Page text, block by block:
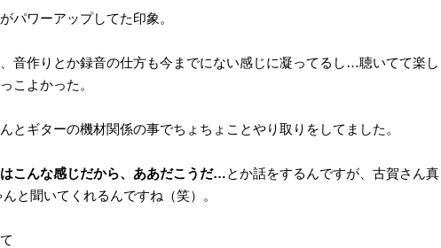
パワーアップしてた印象。
音作りとか録音の仕方も今までにない感じに凝ってるし…聴いてて楽し
こよかった。
とギターの機材関係の事でちょちょことやり取りをしてました。
こんな感じだから、ああだこうだ…とか話をするんですが、古賀さん真
と聞いてくれるんですね（笑）。